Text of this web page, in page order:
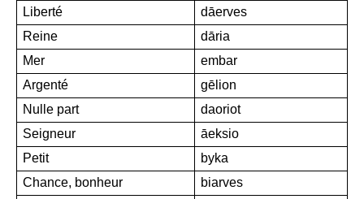
Liberté
dāerves
Reine
dāria
Mer
embar
Argenté
gēlion
Nulle part
daoriot
Seigneur
āeksio
Petit
byka
Chance, bonheur
biarves